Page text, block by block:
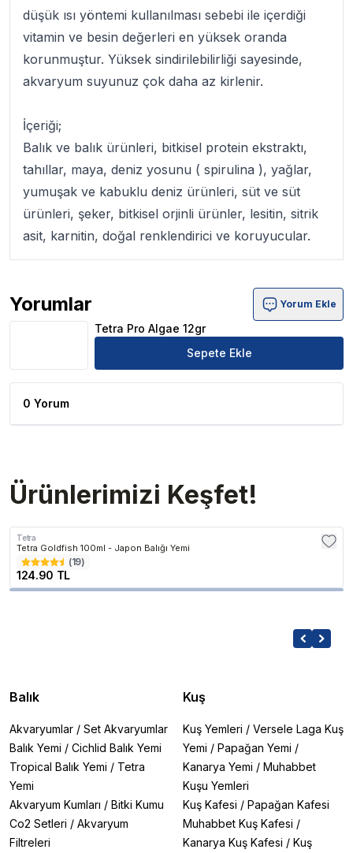
düşük ısı yöntemi kullanılması sebebi ile içerdiği
vitamin ve besin değerleri en yüksek oranda
korunmuştur. Yüksek sindirilebilirliği sayesinde,
akvaryum suyunuz çok daha az kirlenir.
İçeriği;
Balık ve balık ürünleri, bitkisel protein ekstraktı,
tahıllar, maya, deniz yosunu ( spirulina ), yağlar,
yumuşak ve kabuklu deniz ürünleri, süt ve süt
ürünleri, şeker, bitkisel orjinli ürünler, lesitin, sitrik
asit, karnitin, doğal renklendirici ve koruyucular.
Yorumlar
Tetra Pro Algae 12gr Ürün Yorumları
Yorum Ekle
Tetra Pro Algae 12gr
Sepete Ekle
0 Yorum
Ürünlerimizi Keşfet!
Tetra
Tetra Goldfish 100ml - Japon Balığı Yemi
(19)
124.90 TL
Balık
Akvaryumlar / Set Akvaryumlar
Balık Yemi / Cichlid Balık Yemi
Tropical Balık Yemi / Tetra
Yemi
Akvaryum Kumları / Bitki Kumu
Co2 Setleri / Akvaryum
Filtreleri
Kuş
Kuş Yemleri / Versele Laga Kuş
Yemi / Papağan Yemi /
Kanarya Yemi / Muhabbet
Kuşu Yemleri
Kuş Kafesi / Papağan Kafesi
Muhabbet Kuş Kafesi /
Kanarya Kuş Kafesi / Kuş